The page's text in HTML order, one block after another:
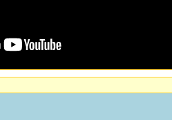
see an interactive, zoomable map